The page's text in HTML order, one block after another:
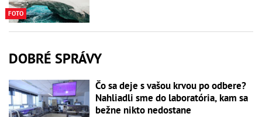
FOTO
DOBRÉ SPRÁVY
Čo sa deje s vašou krvou po odbere?
Nahliadli sme do laboratória, kam sa
bežne nikto nedostane